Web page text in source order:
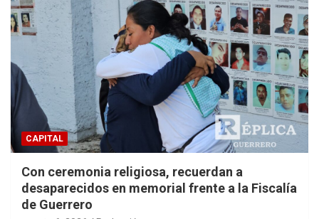
CAPITAL
Con ceremonia religiosa, recuerdan a
desaparecidos en memorial frente a la Fiscalía
de Guerrero